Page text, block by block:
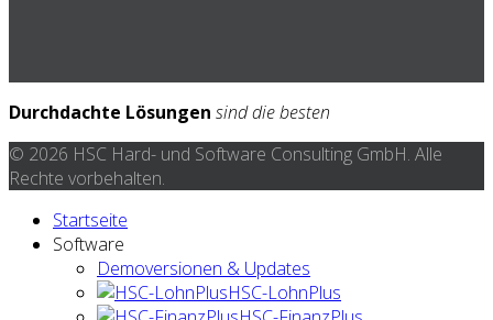
Durchdachte Lösungen sind die besten
© 2026 HSC Hard- und Software Consulting GmbH. Alle
Rechte vorbehalten.
Startseite
Software
Demoversionen & Updates
HSC-LohnPlus